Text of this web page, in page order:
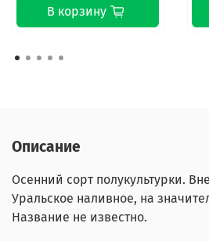
В корзину
Описание
Осенний сорт полукультурки.
Уральское наливное, на
Название не известно.